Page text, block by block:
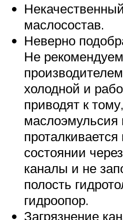
маслосостав.
Неверно
Не
холодной и
приводят к
маслоэмульсия
состоянии
каналы и не
полость
гидроопор.
Загрязнение